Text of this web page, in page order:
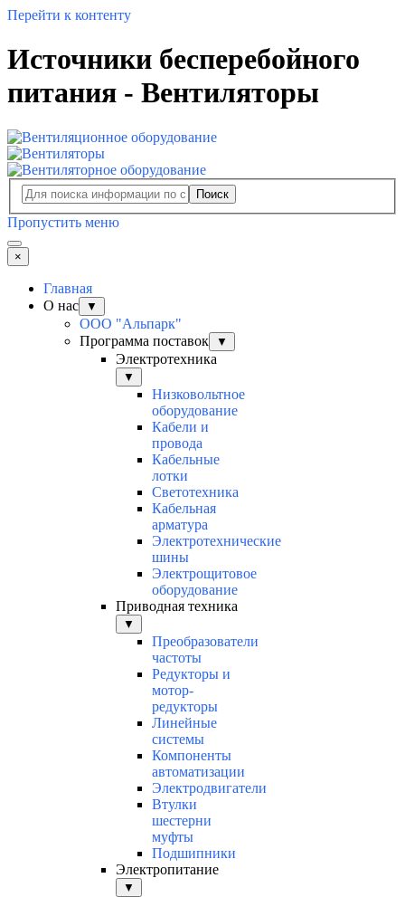
Перейти к контенту
Источники бесперебойного
питания - Вентиляторы
Поиск
Пропустить меню
×
Главная
О нас
▼
ООО "Альпарк"
Программа поставок
▼
Электротехника
▼
Низковольтное
оборудование
Кабели и
провода
Кабельные
лотки
Светотехника
Кабельная
арматура
Электротехнические
шины
Электрощитовое
оборудование
Приводная техника
▼
Преобразователи
частоты
Редукторы и
мотор-
редукторы
Линейные
системы
Компоненты
автоматизации
Электродвигатели
Втулки
шестерни
муфты
Подшипники
Электропитание
▼